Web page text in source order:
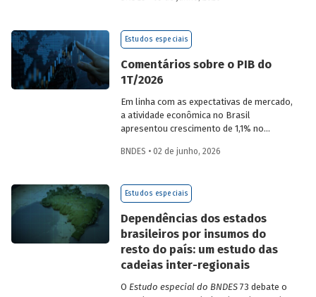
principais resultados, os impactos de sua
atuação no ano, e mostra como o BNDES
consistente e sólida, mesmo diante de
cenários desafiadores.
Estudos especiais
Comentários sobre o PIB do
1T/2026
Em linha com as expectativas de mercado,
a atividade econômica no Brasil
apresentou crescimento de 1,1% no
imediatamente anterior, na série ajustada
detalhada e uma previsão para os
próximos meses no
BNDES • 02 de junho, 2026
Estudos especiais
Dependências dos estados
brasileiros por insumos do
resto do país: um estudo das
cadeias inter-regionais
O Estudo especial do BNDES73 debate o